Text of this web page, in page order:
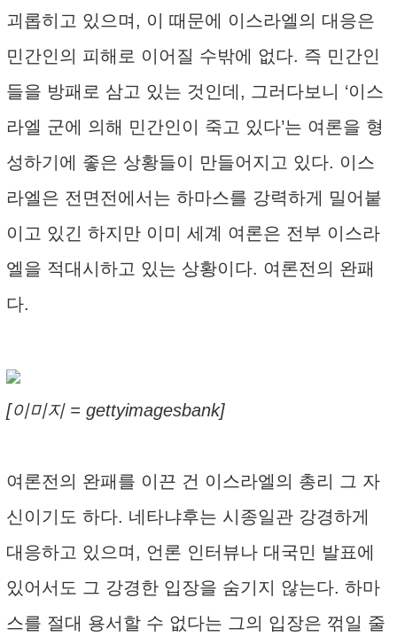
괴롭히고 있으며, 이 때문에 이스라엘의 대응은
민간인의 피해로 이어질 수밖에 없다. 즉 민간인
들을 방패로 삼고 있는 것인데, 그러다보니 ‘이스
라엘 군에 의해 민간인이 죽고 있다’는 여론을 형
성하기에 좋은 상황들이 만들어지고 있다. 이스
라엘은 전면전에서는 하마스를 강력하게 밀어붙
이고 있긴 하지만 이미 세계 여론은 전부 이스라
엘을 적대시하고 있는 상황이다. 여론전의 완패
다.
[이미지 = gettyimagesbank]
여론전의 완패를 이끈 건 이스라엘의 총리 그 자
신이기도 하다. 네타냐후는 시종일관 강경하게
대응하고 있으며, 언론 인터뷰나 대국민 발표에
있어서도 그 강경한 입장을 숨기지 않는다. 하마
스를 절대 용서할 수 없다는 그의 입장은 꺾일 줄